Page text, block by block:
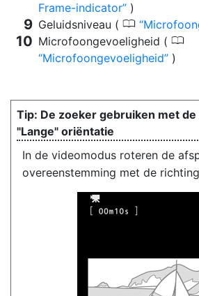
Frame-indicator )
Geluidsniveau ( 0
Microfoongevoeligheid ( 0
Microfoongevoeligheid )
De zoeker gebruiken met de
"Lange" oriëntatie
In de videomodus roteren de
overeenstemming met de